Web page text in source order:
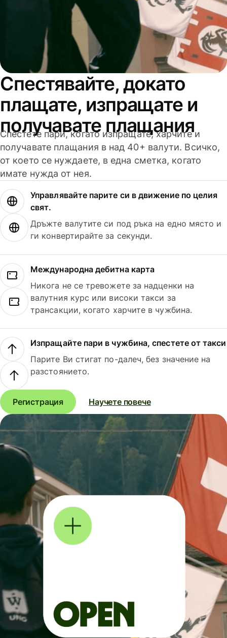
Спестявайте, докато
плащате, изпращате и
получавате плащания
Спестете пари, когато изпращате, харчите и
получавате плащания в над 40+ валути. Всичко,
от което се нуждаете, в една сметка, когато
имате нужда от нея.
Управлявайте парите си в движение по целия
свят.
Дръжте валутите си под ръка на едно място и
ги конвертирайте за секунди.
Международна дебитна карта
Никога не се тревожете за надценки на
валутния курс или високи такси за
трансакции, когато харчите в чужбина.
Изпращайте пари в чужбина, спестете от такси
Парите Ви стигат по-далеч, без значение на
разстоянието.
Регистрация Научете повече